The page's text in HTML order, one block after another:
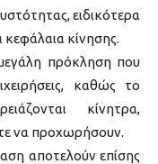
ειδικότερα
κίνησης.
πρόκληση που
καθώς το
κίνητρα,
να προχωρήσουν.
αποτελούν επίσης